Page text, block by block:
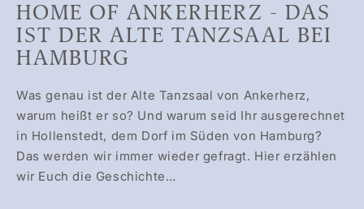
HOME OF ANKERHERZ - DAS
IST DER ALTE TANZSAAL BEI
HAMBURG
Was genau ist der Alte Tanzsaal von Ankerherz,
warum heißt er so? Und warum seid Ihr ausgerechnet
in Hollenstedt, dem Dorf im Süden von Hamburg?
Das werden wir immer wieder gefragt. Hier erzählen
wir Euch die Geschichte…